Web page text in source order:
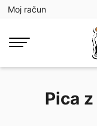
Moj račun
Pica